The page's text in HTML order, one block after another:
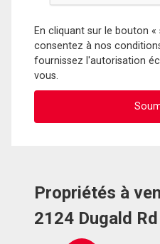
En cliquant sur le bouton
consentez à nos
fournissez l'autorisation
vous.
Propriétés à
2124 Dugald Rd